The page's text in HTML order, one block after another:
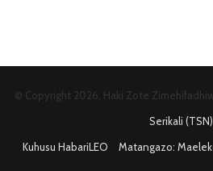
© Copyright 2026, Haki Zote
Serikali (TSN)
Kuhusu HabariLEO
Matangazo: